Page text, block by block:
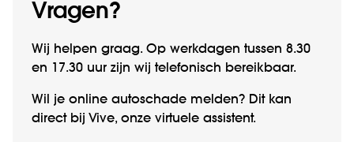
Vragen?
Wij helpen graag. Op werkdagen tussen 8.30
en 17.30 uur zijn wij telefonisch bereikbaar.
Wil je online autoschade melden? Dit kan
direct bij Vive, onze virtuele assistent.